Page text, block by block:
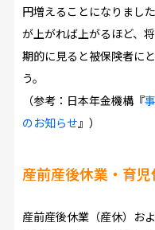
円増えることになりまし
が上がれば上がるほど、
期的に見ると被保険者に
う。
（参考：日本年金機構『
のお知らせ』）
産前産後休業・育
産前産後休業（産休）お